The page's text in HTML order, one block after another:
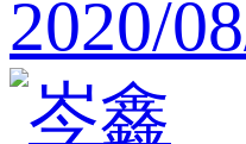
2020/